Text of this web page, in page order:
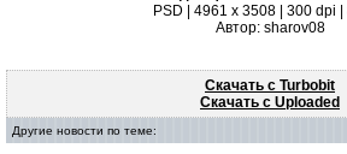
PSD | 4961 х 3508 | 300 dpi |
Автор: sharov08
Скачать с Turbobit
Скачать с Uploaded
Другие новости по теме: